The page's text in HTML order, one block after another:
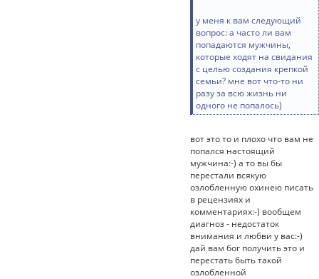
у меня к вам следующий
вопрос: а часто ли вам
попадаются мужчины,
которые ходят на свидания
с целью создания крепкой
семьи? мне вот что-то ни
разу за всю жизнь ни
одного не попалось)
вот это то и плохо что вам не
попался настоящий
мужчина:-) а то вы бы
перестали всякую
озлобленную охинею писать
в рецензиях и
комментариях:-) вообщем
диагноз - недостаток
внимания и любви у вас:-)
дай вам бог получить это и
перестать быть такой
озлобленной